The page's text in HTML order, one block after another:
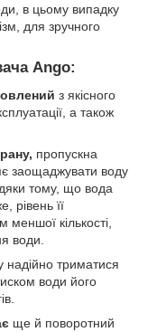
в цьому випадку
для зручного
Ango:
з якісного
а також
пропускна
заощаджувати воду
тому, що вода
рівень її
кількості,
води.
надійно триматися
води його
ще й поворотний